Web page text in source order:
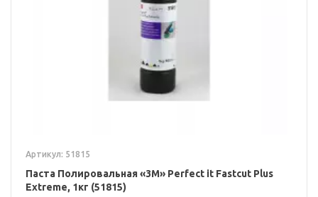
Артикул: 51815
Паста Полировальная «3M» Perfect it Fastcut Plus
Extreme, 1кг (51815)